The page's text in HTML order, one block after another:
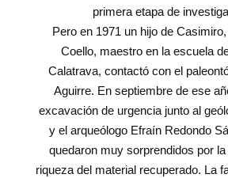
primera etapa de
Pero en 1971 un hijo de
Coello, maestro en la escuela
Calatrava, contactó con el
Aguirre. En septiembre de ese
excavación de urgencia junto al
y el arqueólogo Efraín Redondo
quedaron muy sorprendidos por
riqueza del material recuperado. La